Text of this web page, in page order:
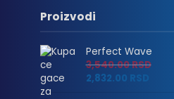
Proizvodi
Perfect Wave
3,540.00RSD
2,832.00 RSD